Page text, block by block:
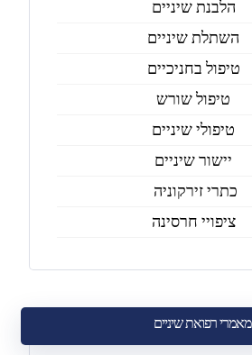
הלבנת שיניים
השתלת שיניים
טיפול בחניכיים
טיפול שורש
טיפולי שיניים
יישור שיניים
כתרי זירקוניה
ציפויי חרסינה
מאמרי רפואת שיניים